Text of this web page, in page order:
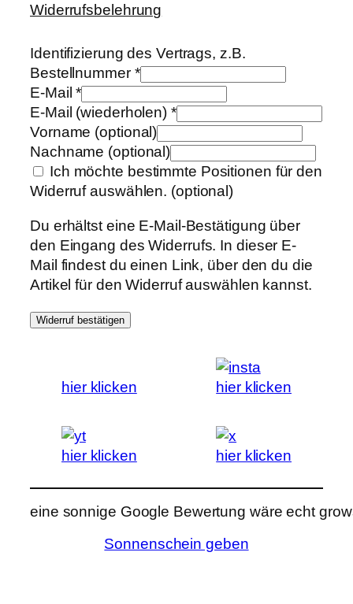
Widerrufsbelehrung
Identifizierung des Vertrags, z.B.
Bestellnummer *
E-Mail*
E-Mail (wiederholen) *
Vorname (optional)
Nachname (optional)
Ich möchte bestimmte Positionen für den
Widerruf auswählen. (optional)
Du erhältst eine E-Mail-Bestätigung über
den Eingang des Widerrufs. In dieser E-
Mail findest du einen Link, über den du die
Artikel für den Widerruf auswählen kannst.
Widerruf bestätigen
hier klicken hier klicken
hier klicken hier klicken
eine sonnige Google Bewertung wäre echt
Sonnenschein geben